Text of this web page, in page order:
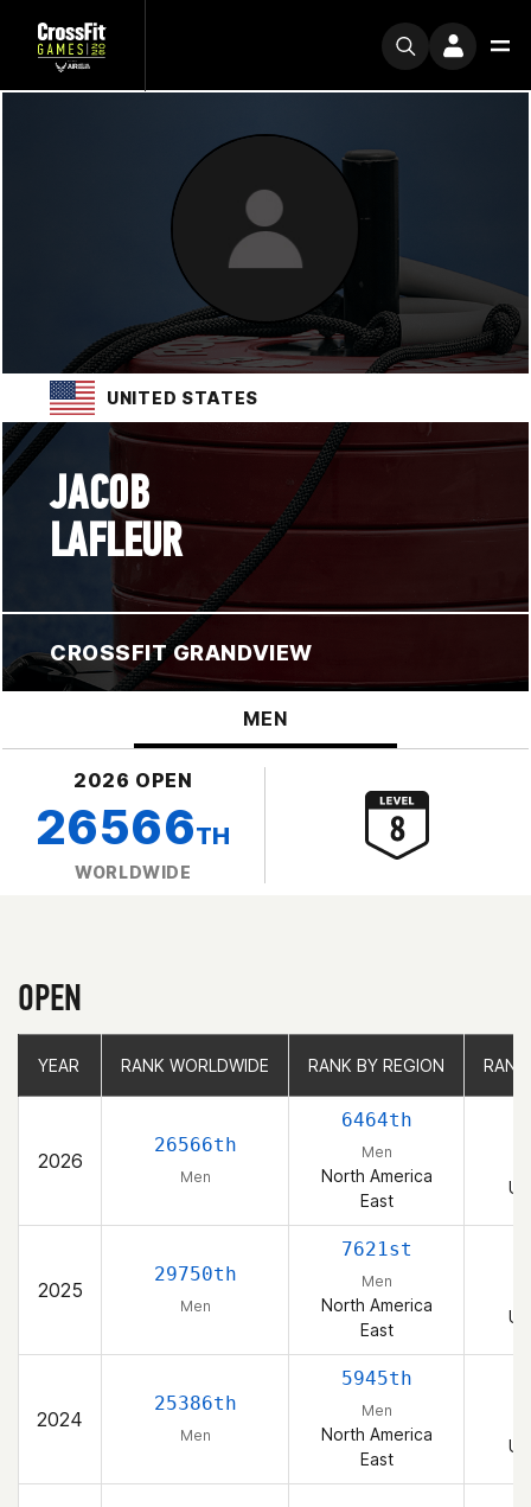
UNITED STATES
JACOB
LAFLEUR
CROSSFIT GRANDVIEW
MEN
2026 OPEN
26566TH
WORLDWIDE
OPEN
YEAR RANK WORLDWIDE RANK BY REGION
2026
26566th
Men
6464th
Men
North America
East
2025
29750th
Men
7621st
Men
North America
East
2024
25386th
Men
5945th
Men
North America
East
YEAR RANK WORLDWIDE RANK BY REGION